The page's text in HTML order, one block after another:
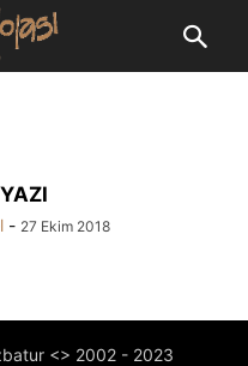
- 27 Ekim 2018
<> 2002 - 2023